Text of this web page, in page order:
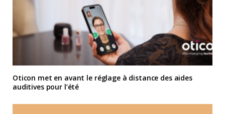
Oticon met en avant le réglage à distance des aides
auditives pour l’été